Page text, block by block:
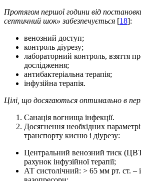
Протягом першої години від
септичний шок» забезпечується [18]:
венозний доступ;
контроль діурезу;
лабораторний контроль, взяття
дослідження;
антибактеріальна терапія;
інфузійна терапія.
Цілі, що досягаються оптимально в
Санація вогнища інфекції.
Досягнення необхідних
транспорту кисню і діурезу:
Центральний венозний тиск
рахунок інфузійної терапії;
АТ систолічний: > 65 мм рт. ст. –